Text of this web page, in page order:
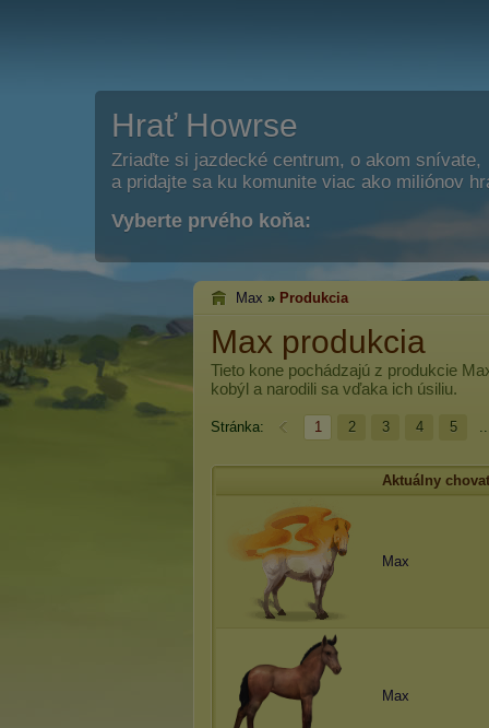
Hrať Howrse
Zriaďte si jazdecké centrum, o akom snívate,
a pridajte sa ku komunite viac ako miliónov
Vyberte prvého koňa:
Max » Produkcia
Max produkcia
Tieto kone pochádzajú z produkcie
kobýl a narodili sa vďaka ich úsiliu.
Stránka: 1 2 3 4 5
Aktuálny
Max
Max